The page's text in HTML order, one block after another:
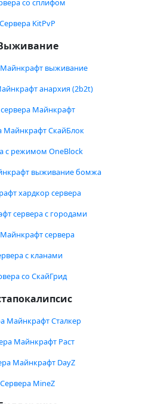
со сплифом
Сервера KitPvP
выживание
анархия (2b2t)
Майнкрафт
Майнкрафт СкайБлок
с режимом OneBlock
выживание бомжа
хардкор сервера
сервера с городами
сервера
с кланами
со СкайГрид
Майнкрафт Сталкер
Майнкрафт Раст
Майнкрафт DayZ
Сервера MineZ